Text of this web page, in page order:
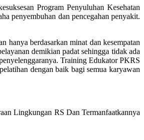
Program Penyuluhan Kesehatan
penyembuhan dan pencegahan penyakit.
hanya berdasarkan minat dan kesempatan
demikian padat sehingga tidak ada
Training Edukator PKRS
dengan baik bagi semua karyawan
Lingkungan RS Dan Termanfaatkannya